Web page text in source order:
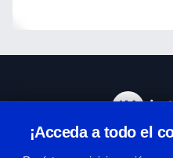
¡Acceda a todo el